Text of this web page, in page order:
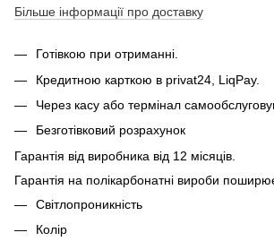
Більше інформації про доставку
Готівкою при отриманні.
Кредитною карткою в privat24, LiqPay.
Через касу або термінал
Безготівковий розрахунок
Гарантія від виробника від 12 місяців.
Гарантія на полікарбонатні вироби
Світлопроникність
Колір